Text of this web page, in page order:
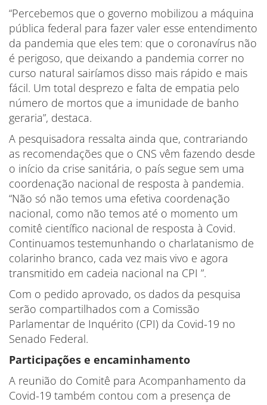
“Percebemos que o governo mobilizou a máquina
pública federal para fazer valer esse entendimento
da pandemia que eles tem: que o coronavírus não
é perigoso, que deixando a pandemia correr no
curso natural sairíamos disso mais rápido e mais
fácil. Um total desprezo e falta de empatia pelo
número de mortos que a imunidade de banho
geraria”, destaca.
A pesquisadora ressalta ainda que, contrariando
as recomendações que o CNS vêm fazendo desde
o início da crise sanitária, o país segue sem uma
coordenação nacional de resposta à pandemia.
“Não só não temos uma efetiva coordenação
nacional, como não temos até o momento um
comitê científico nacional de resposta à Covid.
Continuamos testemunhando o charlatanismo de
colarinho branco, cada vez mais vivo e agora
transmitido em cadeia nacional na CPI ”.
Com o pedido aprovado, os dados da pesquisa
serão compartilhados com a Comissão
Parlamentar de Inquérito (CPI) da Covid-19 no
Senado Federal.
Participações e encaminhamento
A reunião do Comitê para Acompanhamento da
Covid-19 também contou com a presença de